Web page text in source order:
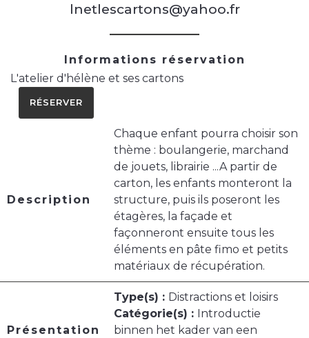
lnetlescartons@yahoo.fr
Informations réservation
L'atelier d'hélène et ses cartons
RÉSERVER
Description
Chaque enfant pourra choisir son
thème : boulangerie, marchand
de jouets, librairie ...A partir de
carton, les enfants monteront la
structure, puis ils poseront les
étagères, la façade et
façonneront ensuite tous les
éléments en pâte fimo et petits
matériaux de récupération.
Présentation
Type(s) : Distractions et loisirs
Catégorie(s) : Introductie
binnen het kader van een